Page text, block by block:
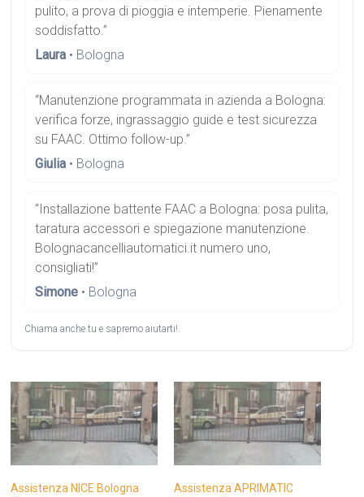
pulito, a prova di pioggia e intemperie. Pienamente
soddisfatto.”
Laura • Bologna
“Manutenzione programmata in azienda a Bologna:
verifica forze, ingrassaggio guide e test sicurezza
su FAAC. Ottimo follow-up.”
Giulia • Bologna
“Installazione battente FAAC a Bologna: posa pulita,
taratura accessori e spiegazione manutenzione.
Bolognacancelliautomatici.it numero uno,
consigliati!”
Simone • Bologna
Chiama anche tu e sapremo aiutarti!.
Assistenza NICE Bologna
Assistenza APRIMATIC